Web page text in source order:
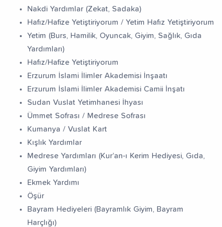
Nakdi Yardımlar (Zekat, Sadaka)
Hafız/Hafize Yetiştiriyorum / Yetim Hafız Yetiştiriyorum
Yetim (Burs, Hamilik, Oyuncak, Giyim, Sağlık, Gıda
Yardımları)
Hafız/Hafize Yetiştiriyorum
Erzurum İslami İlimler Akademisi İnşaatı
Erzurum İslami İlimler Akademisi Camii İnşatı
Sudan Vuslat Yetimhanesi İhyası
Ümmet Sofrası / Medrese Sofrası
Kumanya / Vuslat Kart
Kışlık Yardımlar
Medrese Yardımları (Kur’an-ı Kerim Hediyesi, Gıda,
Giyim Yardımları)
Ekmek Yardımı
Öşür
Bayram Hediyeleri (Bayramlık Giyim, Bayram
Harçlığı)